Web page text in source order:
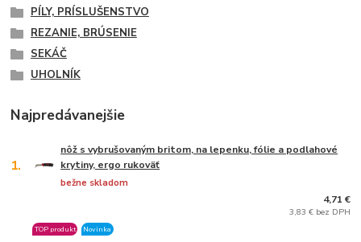
PÍLY, PRÍSLUŠENSTVO
REZANIE, BRÚSENIE
SEKÁČ
UHOLNÍK
Najpredávanejšie
1.
nôž s vybrušovaným britom, na lepenku, fólie a podlahové
krytiny, ergo rukoväť
bežne skladom
TOP produkt Novinka
4,71 €
3,83 € bez DPH